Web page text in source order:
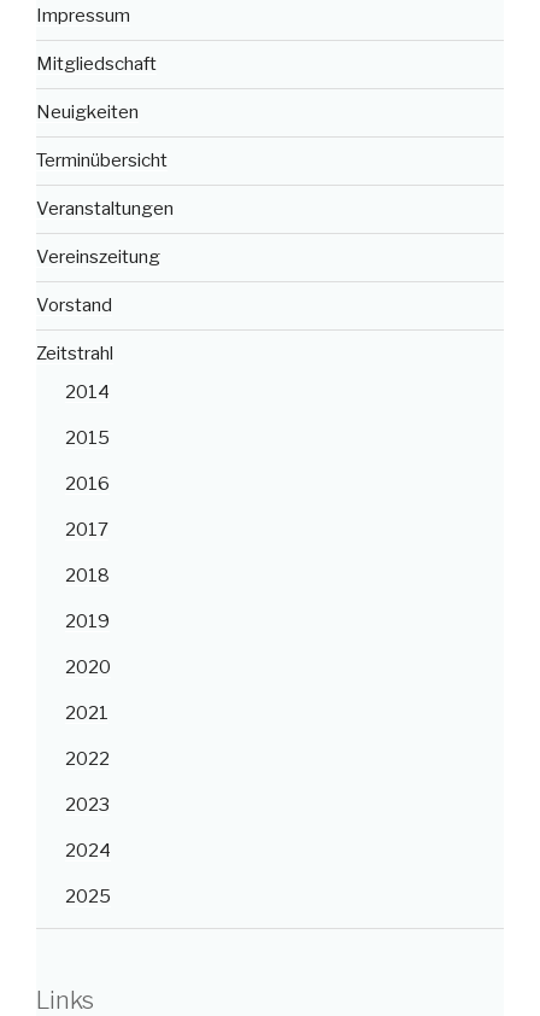
Impressum
Mitgliedschaft
Neuigkeiten
Terminübersicht
Veranstaltungen
Vereinszeitung
Vorstand
Zeitstrahl
2014
2015
2016
2017
2018
2019
2020
2021
2022
2023
2024
2025
Links